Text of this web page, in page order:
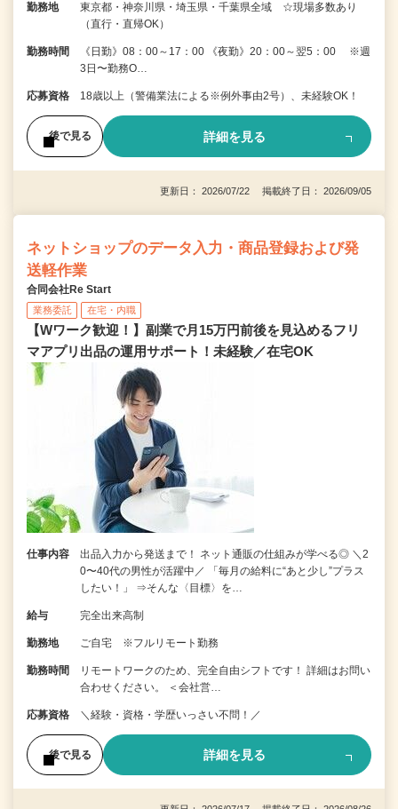
勤務地
東京都・神奈川県・埼玉県・千葉県全域 ☆現場多数あり
（直行・直帰OK）
勤務時間
《日勤》08：00～17：00 《夜勤》20：00～翌5：00 ※週
3日〜勤務O…
応募資格 18歳以上（警備業法による※例外事由2号）、未経験OK！
後で見る 詳細を見る
更新日： 2026/07/22 掲載終了日： 2026/09/05
ネットショップのデータ入力・商品登録および発
送軽作業
合同会社Re Start
業務委託 在宅・内職
【Wワーク歓迎！】副業で月15万円前後を見込めるフリ
マアプリ出品の運用サポート！未経験／在宅OK
仕事内容
出品入力から発送まで！ ネット通販の仕組みが学べる◎ ＼2
0〜40代の男性が活躍中／ 「毎月の給料に“あと少し”プラス
したい！」 ⇒そんな〈目標〉を…
給与 完全出来高制
勤務地 ご自宅 ※フルリモート勤務
勤務時間
リモートワークのため、完全自由シフトです！ 詳細はお問い
合わせください。 ＜会社営…
応募資格 ＼経験・資格・学歴いっさい不問！／
後で見る 詳細を見る